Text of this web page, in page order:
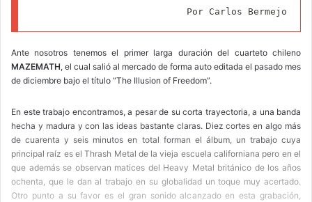
a
i
l
Por Carlos Bermejo
Ante nosotros tenemos el primer larga duración del cuarteto chileno
MAZEMATH, el cual salió al mercado de forma auto editada el pasado mes
de diciembre bajo el título “The Illusion of Freedom”.
En este trabajo encontramos, a pesar de su corta trayectoria, a una banda
hecha y madura y con las ideas bastante claras. Diez cortes en algo más
de cuarenta y seis minutos en total forman el álbum, un trabajo cuya
principal raíz es el Thrash Metal de la vieja escuela californiana pero en el
que además se observan matices del Heavy Metal británico de los años
ochenta, que le dan al trabajo en su globalidad un toque muy acertado.
Otro punto a su favor es el gran sonido alcanzado en esta grabación,